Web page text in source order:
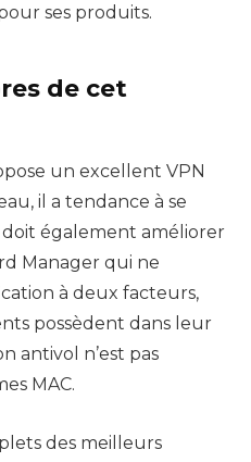
ses produits.
de cet
un excellent VPN
il a tendance à se
doit également améliorer
Manager qui ne
à deux facteurs,
possèdent dans leur
antivol n’est pas
MAC.
des meilleurs